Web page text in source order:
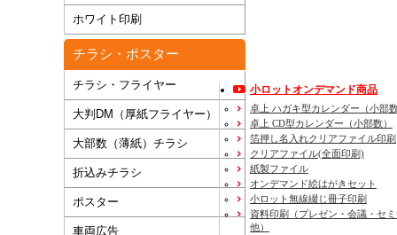
ホワイト印刷
チラシ・ポスター
チラシ・フライヤー
大判DM（厚紙フライヤー）
大部数（薄紙）チラシ
折込みチラシ
ポスター
車両広告
小ロットオンデマンド商品
卓上 ハガキ型カレンダー（小部
卓上 CD型カレンダー（小部数）
箔押し名入れクリアファイル印刷
クリアファイル(全面印刷)
紙製ファイル
オンデマンド絵はがきセット
小ロット無線綴じ冊子印刷
資料印刷
（プレゼン・会議・セ
他）